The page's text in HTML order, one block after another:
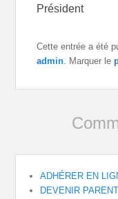
Président
Cette entrée a été
admin . Marquer le
ADHÉRER EN
DEVENIR